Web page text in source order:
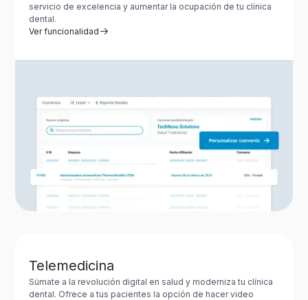
servicio de excelencia y aumentar la ocupación de tu clínica
dental.
Ver funcionalidad
Telemedicina
Súmate a la revolución digital en salud y moderniza tu clínica
dental. Ofrece a tus pacientes la opción de hacer video